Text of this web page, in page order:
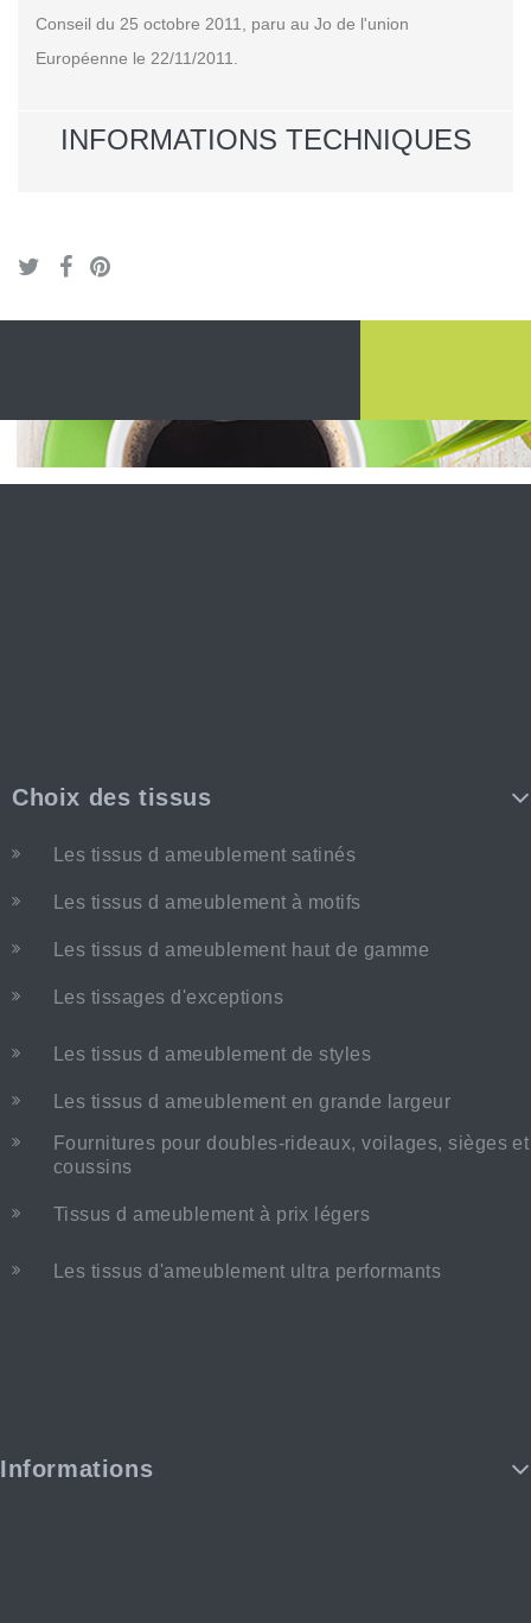
Conseil du 25 octobre 2011, paru au Jo de l'union
Européenne le 22/11/2011.
INFORMATIONS TECHNIQUES
Choix des tissus
Les tissus d ameublement satinés
Les tissus d ameublement à motifs
Les tissus d ameublement haut de gamme
Les tissages d'exceptions
Les tissus d ameublement de styles
Les tissus d ameublement en grande largeur
Fournitures pour doubles-rideaux, voilages, sièges et
coussins
Tissus d ameublement à prix légers
Les tissus d'ameublement ultra performants
Informations